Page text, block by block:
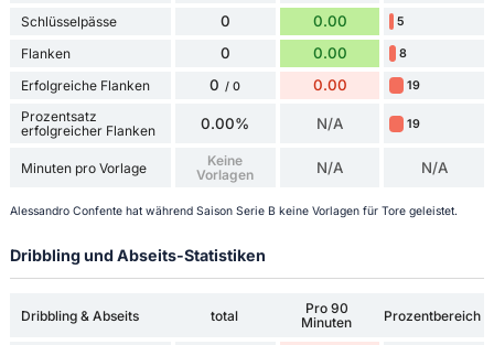
Schlüsselpässe 0 0.00 5
Flanken 0 0.00 8
Erfolgreiche Flanken 0 / 0 0.00 19
Prozentsatz
erfolgreicher Flanken
0.00% N/A 19
Minuten pro Vorlage
Keine
Vorlagen
N/A N/A
Alessandro Confente hat während Saison Serie B keine Vorlagen für Tore geleistet.
Dribbling und Abseits-Statistiken
Dribbling & Abseits total
Pro 90
Minuten
Prozentbereich